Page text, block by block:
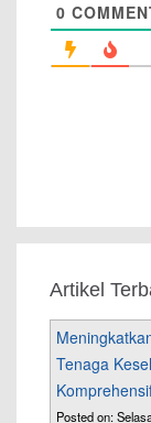
0
Artikel
Tenaga
Posted on: